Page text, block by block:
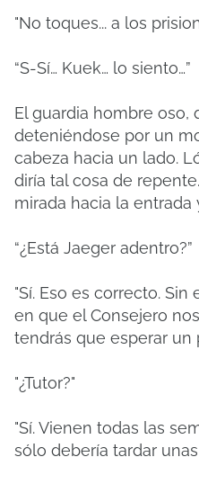
"No toques... a los
“S-Sí… Kuek… lo siento…”
El guardia hombre oso,
deteniéndose por un
cabeza hacia un lado.
diría tal cosa de
mirada hacia la entrada
“¿Está Jaeger adentro?”
"Sí. Eso es correcto.
en que el Consejero
tendrás que esperar un
"¿Tutor?"
"Sí. Vienen todas las
sólo debería tardar